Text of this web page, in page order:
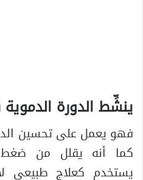
ينشِّط الدورة
فهو يعمل على تحسين
كما أنه يقلل من ضغط
يستخدم كعلاج طبيعي